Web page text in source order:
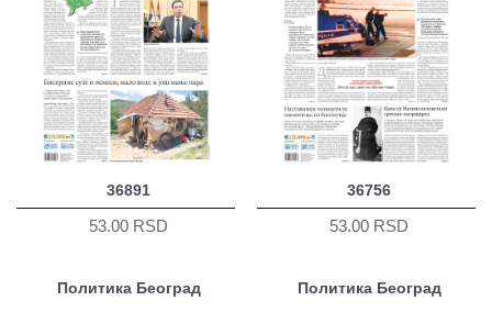
36891
53.00 RSD
36756
53.00 RSD
Политика Београд Политика Београд